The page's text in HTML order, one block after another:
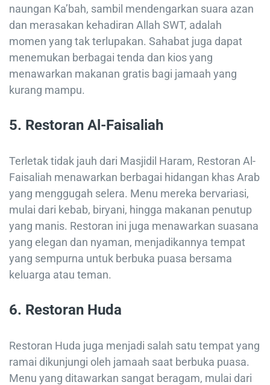
naungan Ka’bah, sambil mendengarkan suara azan
dan merasakan kehadiran Allah SWT, adalah
momen yang tak terlupakan. Sahabat juga dapat
menemukan berbagai tenda dan kios yang
menawarkan makanan gratis bagi jamaah yang
kurang mampu.
5. Restoran Al-Faisaliah
Terletak tidak jauh dari Masjidil Haram, Restoran Al-
Faisaliah menawarkan berbagai hidangan khas Arab
yang menggugah selera. Menu mereka bervariasi,
mulai dari kebab, biryani, hingga makanan penutup
yang manis. Restoran ini juga menawarkan suasana
yang elegan dan nyaman, menjadikannya tempat
yang sempurna untuk berbuka puasa bersama
keluarga atau teman.
6. Restoran Huda
Restoran Huda juga menjadi salah satu tempat yang
ramai dikunjungi oleh jamaah saat berbuka puasa.
Menu yang ditawarkan sangat beragam, mulai dari